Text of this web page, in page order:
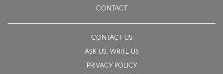
CONTACT
CONTACT US
ASK US, WRITE US
PRIVACY POLICY